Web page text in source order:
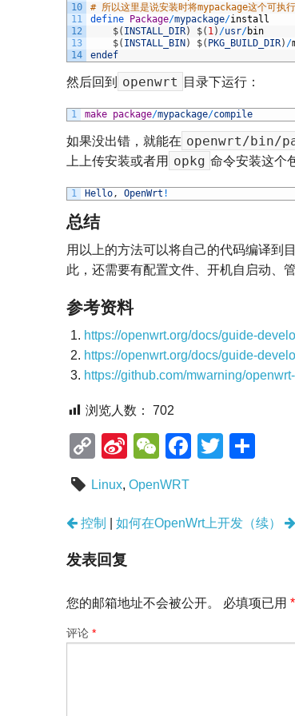
10
11
12
13
14
# 所以这里是说安装时将mypackage这个可
define Package/mypackage/install
$( INSTALL_DIR) $( 1 ) /usr/bin
$( INSTALL_BIN) $( PKG_BUILD_DIR) /
endef
然后回到 openwrt 目录下运行：
1 make package/mypackage/compile
如果没出错，就能在 openwrt/bin/
上上传安装或者用 opkg 命令安装这个
1 Hello , OpenWrt !
总结
用以上的方法可以将自己的代码编译到
此，还需要有配置文件、开机自启动、
参考资料
https://openwrt.org/docs/guide-
https://openwrt.org/docs/guide-
https://github.com/mwarning/
浏览人数： 702
C
p
y
Li
n
k
Si
a
W
o
W
C
h
F
e
o
T
er
Linux, OpenWRT
文
导
控制 如何在OpenWrt上开发（续）
发表回复
您的邮箱地址不会被公开。 必填项已用 *
评论 *